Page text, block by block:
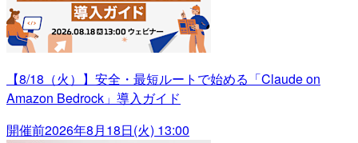
【8/18（火）】安全・最短ルートで始める「Claude on
Amazon Bedrock」導入ガイド
開催前2026年8月18日(火) 13:00